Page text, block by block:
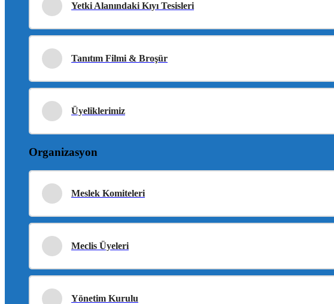
Yetki Alanındaki Kıyı Tesisleri
Tanıtım Filmi & Broşür
Üyeliklerimiz
Organizasyon
Meslek Komiteleri
Meclis Üyeleri
Yönetim Kurulu